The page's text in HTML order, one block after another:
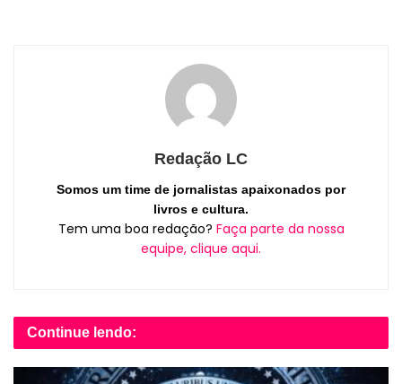
Redação LC
Somos um time de jornalistas apaixonados por
livros e cultura.
Tem uma boa redação? Faça parte da nossa
equipe, clique aqui.
Continue lendo: